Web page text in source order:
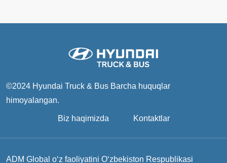
©2024 Hyundai Truck & Bus Barcha huquqlar
himoyalangan.
Biz haqimizda Kontaktlar
ADM Global o‘z faoliyatini O‘zbekiston Respublikasi